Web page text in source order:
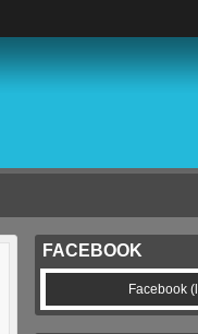
FACEBOOK
Facebook